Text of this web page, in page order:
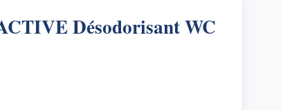
Désodorisant WC